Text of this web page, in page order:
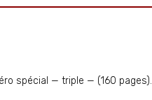
spécial — triple — (160 pages).